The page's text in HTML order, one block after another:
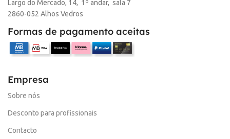
Largo do Mercado, 14, 1º andar, sala 7
2860-052 Alhos Vedros
Formas de pagamento aceitas
Empresa
Sobre nós
Desconto para profissionais
Contacto